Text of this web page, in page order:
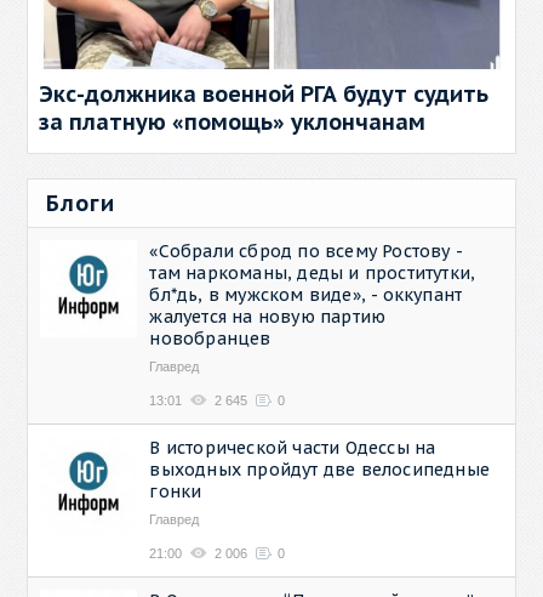
Экс-должника военной РГА будут судить
за платную «помощь» уклончанам
Блоги
«Собрали сброд по всему Ростову -
там наркоманы, деды и проститутки,
бл*дь, в мужском виде», - оккупант
жалуется на новую партию
новобранцев
Главред
13:01 2 645 0
В исторической части Одессы на
выходных пройдут две велосипедные
гонки
Главред
21:00 2 006 0